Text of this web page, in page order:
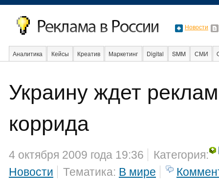
Новости
Аналитика Кейсы Креатив Маркетинг Digital SMM СМИ
Украину ждет
коррида
4 октября 2009 года 19:36
Категория:
Новости
Тематика: В мире